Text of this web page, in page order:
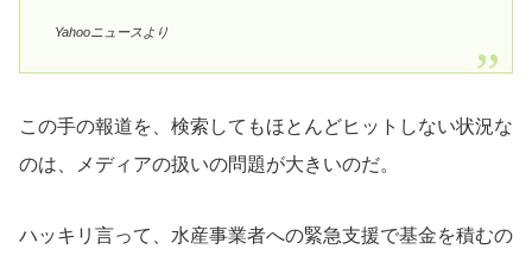
Yahooニュースより
この手の報道を、検索してもほとんどヒットしない状況な
のは、メディアの扱いの問題が大きいのだ。
ハッキリ言って、水産事業者への緊急支援で基金を積むの